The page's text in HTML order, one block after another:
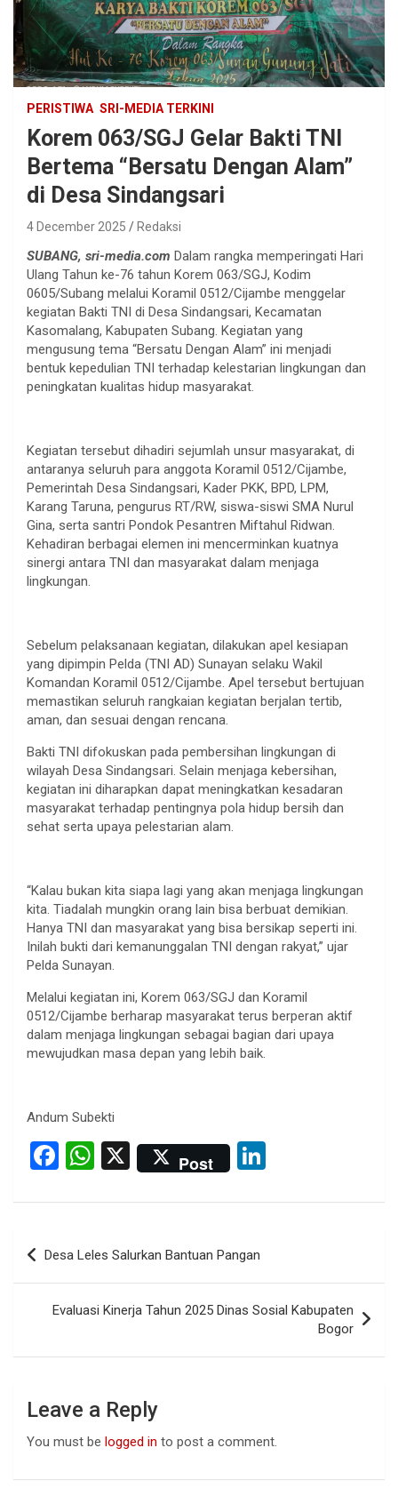
PERISTIWA SRI-MEDIA TERKINI
Korem 063/SGJ Gelar Bakti TNI
Bertema “Bersatu Dengan Alam”
di Desa Sindangsari
4 December 2025 Redaksi
SUBANG, sri-media.com Dalam rangka memperingati Hari
Ulang Tahun ke-76 tahun Korem 063/SGJ, Kodim
0605/Subang melalui Koramil 0512/Cijambe menggelar
kegiatan Bakti TNI di Desa Sindangsari, Kecamatan
Kasomalang, Kabupaten Subang. Kegiatan yang
mengusung tema “Bersatu Dengan Alam” ini menjadi
bentuk kepedulian TNI terhadap kelestarian lingkungan dan
peningkatan kualitas hidup masyarakat.
Kegiatan tersebut dihadiri sejumlah unsur masyarakat, di
antaranya seluruh para anggota Koramil 0512/Cijambe,
Pemerintah Desa Sindangsari, Kader PKK, BPD, LPM,
Karang Taruna, pengurus RT/RW, siswa-siswi SMA Nurul
Gina, serta santri Pondok Pesantren Miftahul Ridwan.
Kehadiran berbagai elemen ini mencerminkan kuatnya
sinergi antara TNI dan masyarakat dalam menjaga
lingkungan.
Sebelum pelaksanaan kegiatan, dilakukan apel kesiapan
yang dipimpin Pelda (TNI AD) Sunayan selaku Wakil
Komandan Koramil 0512/Cijambe. Apel tersebut bertujuan
memastikan seluruh rangkaian kegiatan berjalan tertib,
aman, dan sesuai dengan rencana.
Bakti TNI difokuskan pada pembersihan lingkungan di
wilayah Desa Sindangsari. Selain menjaga kebersihan,
kegiatan ini diharapkan dapat meningkatkan kesadaran
masyarakat terhadap pentingnya pola hidup bersih dan
sehat serta upaya pelestarian alam.
“Kalau bukan kita siapa lagi yang akan menjaga lingkungan
kita. Tiadalah mungkin orang lain bisa berbuat demikian.
Hanya TNI dan masyarakat yang bisa bersikap seperti ini.
Inilah bukti dari kemanunggalan TNI dengan rakyat,” ujar
Pelda Sunayan.
Melalui kegiatan ini, Korem 063/SGJ dan Koramil
0512/Cijambe berharap masyarakat terus berperan aktif
dalam menjaga lingkungan sebagai bagian dari upaya
mewujudkan masa depan yang lebih baik.
Andum Subekti
F
ce
o
o
k
W
at
A
p
p
X Post
ke
Post
navigation
Desa Leles Salurkan Bantuan Pangan
Evaluasi Kinerja Tahun 2025 Dinas Sosial Kabupaten
Bogor
Leave a Reply
You must be logged in to post a comment.